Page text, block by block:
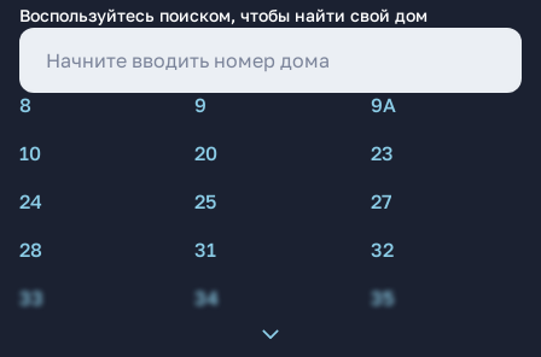
Воспользуйтесь поиском, чтобы найти свой дом
8 9
9А
10
20
23
24
25
27
28
31
32
33
34 35